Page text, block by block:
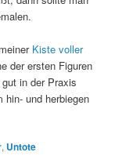
Kiste voller
der ersten Figuren
in der Praxis
und herbiegen
, Untote